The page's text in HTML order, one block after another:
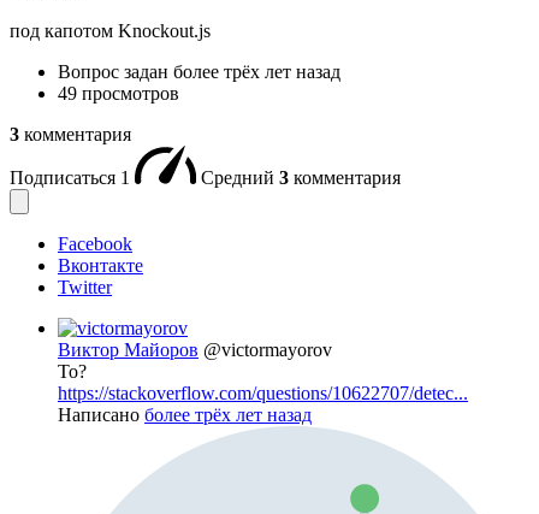
под капотом Knockout.js
Вопрос задан более трёх лет назад
49 просмотров
3 комментария
Подписаться 1 Средний 3 комментария
Facebook
Вконтакте
Twitter
Виктор Майоров @victormayorov
То?
https://stackoverflow.com/questions/10622707/detec...
Написано более трёх лет назад